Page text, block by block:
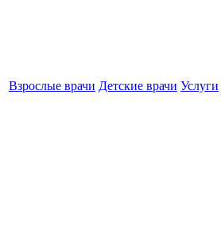
Взрослые врачи Детские врачи Услуги